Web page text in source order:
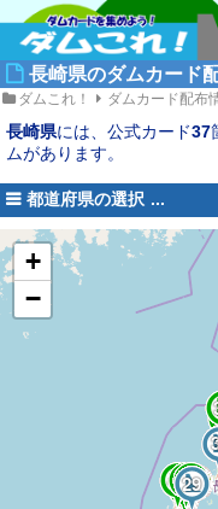
長崎県のダムカード
ダムこれ！ ダムカード配布
長崎県には、公式カード37
ムがあります。
都道府県の選択
62
61
60
59
58
45
4342
40
29
+
−